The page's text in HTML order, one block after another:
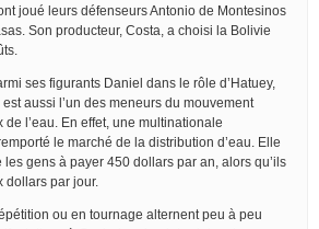
joué leurs défenseurs Antonio de Montesinos
Son producteur, Costa, a choisi la Bolivie
ses figurants Daniel dans le rôle d’Hatuey,
aussi l’un des meneurs du mouvement
l’eau. En effet, une multinationale
le marché de la distribution d’eau. Elle
gens à payer 450 dollars par an, alors qu’ils
dollars par jour.
ou en tournage alternent peu à peu